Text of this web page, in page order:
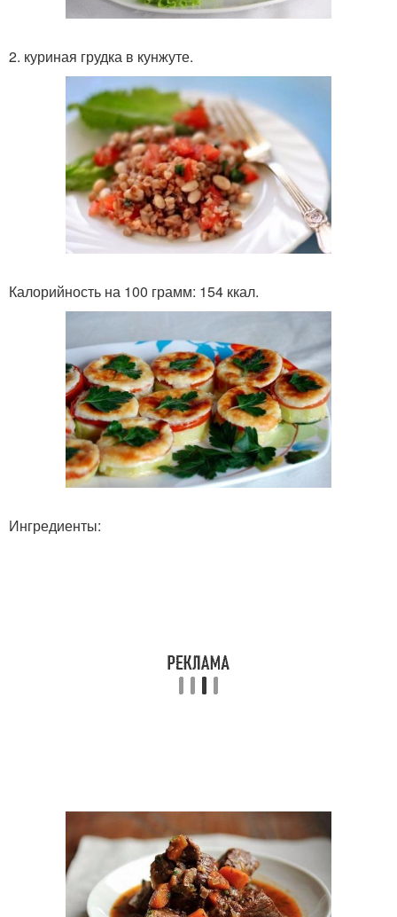
2. куриная грудка в кунжуте.
Калорийность на 100 грамм: 154 ккал.
Ингредиенты: